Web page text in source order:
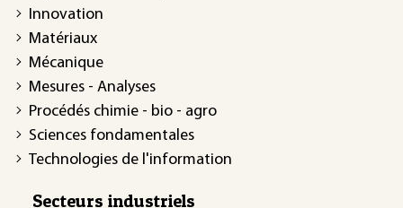
Innovation
Matériaux
Mécanique
Mesures - Analyses
Procédés chimie - bio - agro
Sciences fondamentales
Technologies de l'information
Secteurs industriels